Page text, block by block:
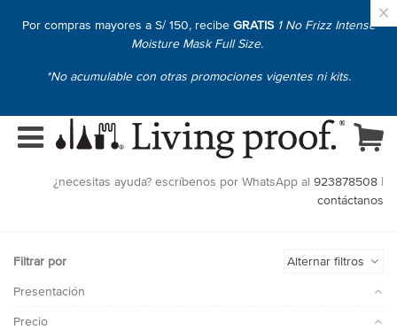
Por compras mayores a S/ 150, recibe GRATIS 1 No Frizz Intense
Moisture Mask Full Size.
*No acumulable con otras promociones vigentes ni kits.
×
¿necesitas ayuda? escríbenos por WhatsApp al 923878508 |
contáctanos
Filtrar por
Alternar filtros
Presentación
Precio